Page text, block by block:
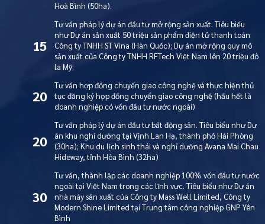
Hoà Bình (50ha).
15
Tư vấn pháp lý dự án đầu tư mở rộng sản xuất. Tiêu biểu
như Dự án sản xuất 50 triệu sản phẩm điện tử thanh toán
Công ty TNHH ST Vina (Hàn Quốc); Dự án mở rộng quy mô
sản xuất của Công ty TNHH RFTech Việt Nam lên 20 triệu đô
la Mỹ;
20
Tư vấn hợp đồng chuyển giao công nghệ và thực hiện thủ
tục đăng ký hợp đồng chuyển giao công nghệ (hầu hết là
doanh nghiệp có vốn đầu tư nước ngoài)
20
Tư vấn pháp lý dự án đầu tư bất động sản. Tiêu biểu như Dự
án khu nghỉ dưỡng tại Vịnh Lan Hạ, thành phố Hải Phòng
(30ha); Khu du lịch sinh thái và nghỉ dưỡng Avana Mai Chau
Hideway, tỉnh Hòa Bình (32ha)
30
Tư vấn, thành lập các doanh nghiệp 100% vốn đầu tư nước
ngoài tại Việt Nam trong các lĩnh vực. Tiêu biểu như Dự án
nhà máy sản xuất của Công ty Mass Well Limited, Công ty
Modern Shine Limited tại Trung tâm công nghiệp GNP Yên
Bình